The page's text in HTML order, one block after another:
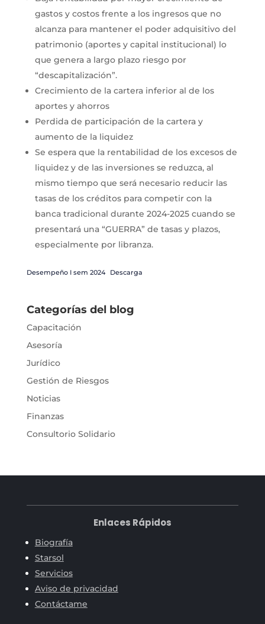
gastos y costos frente a los ingresos que no
alcanza para mantener el poder adquisitivo del
patrimonio (aportes y capital institucional) lo
que genera a largo plazo riesgo por
“descapitalización”.
Crecimiento de la cartera inferior al de los
aportes y ahorros
Perdida de participación de la cartera y
aumento de la liquidez
Se espera que la rentabilidad de los excesos de
liquidez y de las inversiones se reduzca, al
mismo tiempo que será necesario reducir las
tasas de los créditos para competir con la
banca tradicional durante 2024-2025 cuando se
presentará una “GUERRA” de tasas y plazos,
especialmente por libranza.
Desempeño I sem 2024 Descarga
Categorías del blog
Capacitación
Asesoría
Jurídico
Gestión de Riesgos
Noticias
Finanzas
Consultorio Solidario
Enlaces Rápidos
Biografía
Starsol
Servicios
Aviso de privacidad
Contáctame